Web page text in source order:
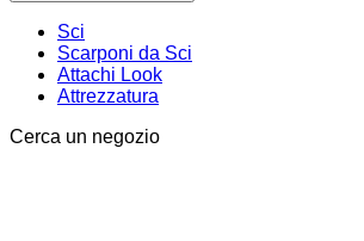
Sci
Scarponi da Sci
Attachi Look
Attrezzatura
Cerca un negozio